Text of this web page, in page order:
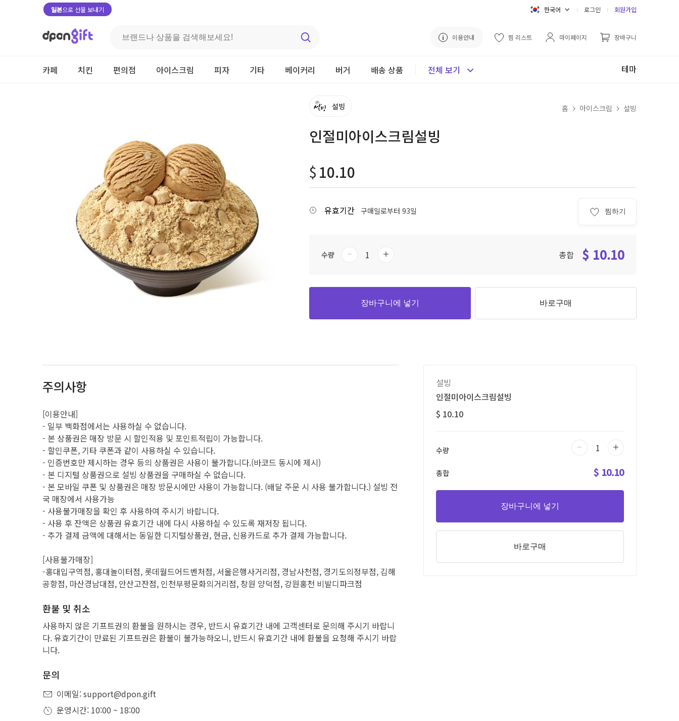
일본으로 선물 보내기 한국어 로그인 회원가입
이용안내 찜 리스트 마이페이지 장바구니
카페 치킨 편의점 아이스크림 피자 기타 베이커리 버거 배송 상품 전체 보기 테마
설빙 홈 아이스크림 설빙
인절미아이스크림설빙
$ 10.10
찜하기
유효기간 구매일로부터 93일
수량 총합 $ 10.10
장바구니에 넣기 바로구매
주의사항
[이용안내]
- 일부 백화점에서는 사용하실 수 없습니다.
- 본 상품권은 매장 방문 시 할인적용 및 포인트적립이 가능합니다.
- 할인쿠폰, 기타 쿠폰과 같이 사용하실 수 있습니다.
- 인증번호만 제시하는 경우 등의 상품권은 사용이 불가합니다.(바코드 동시에 제시)
- 본 디지털 상품권으로 설빙 상품권을 구매하실 수 없습니다.
- 본 모바일 쿠폰 및 상품권은 매장 방문시에만 사용이 가능합니다. (배달 주문 시 사용 불가합니다.) 설빙 전
국 매장에서 사용가능
- 사용불가매장을 확인 후 사용하여 주시기 바랍니다.
- 사용 후 잔액은 상품권 유효기간 내에 다시 사용하실 수 있도록 재저장 됩니다.
- 추가 결제 금액에 대해서는 동일한 디지털상품권, 현금, 신용카드로 추가 결제 가능합니다.
[사용불가매장]
-홍대입구역점, 홍대놀이터점, 롯데월드어드벤처점, 서울은행사거리점, 경남사천점, 경기도의정부점, 김해
공항점, 마산경남대점, 안산고잔점, 인천부평문화의거리점, 창원 양덕점, 강원홍천 비발디파크점
환불 및 취소
사용하지 않은 기프트권의 환불을 원하시는 경우, 반드시 유효기간 내에 고객센터로 문의해 주시기 바랍니
다. 유효기간이 만료된 기프트권은 환불이 불가능하오니, 반드시 유효기간 내에 환불을 요청해 주시기 바랍
니다.
문의
이메일: support@dpon.gift
운영시간: 10:00 ~ 18:00
설빙
인절미아이스크림설빙
$ 10.10
수량
총합 $ 10.10
장바구니에 넣기
바로구매